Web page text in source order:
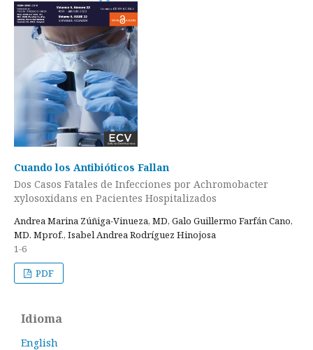
Cuando los Antibióticos Fallan
Dos Casos Fatales de Infecciones por Achromobacter
xylosoxidans en Pacientes Hospitalizados
Andrea Marina Zúñiga-Vinueza, MD, Galo Guillermo Farfán Cano,
MD. Mprof., Isabel Andrea Rodríguez Hinojosa
1-6
PDF
Idioma
English